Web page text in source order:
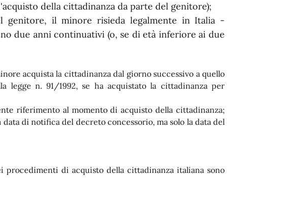
della cittadinanza da parte del genitore);
genitore, il minore risieda legalmente in Italia -
due anni continuativi (o, se di età inferiore ai due
acquista la cittadinanza dal giorno successivo a quello
legge n. 91/1992, se ha acquistato la cittadinanza per
riferimento al momento di acquisto della cittadinanza;
di notifica del decreto concessorio, ma solo la data del
di acquisto della cittadinanza italiana sono